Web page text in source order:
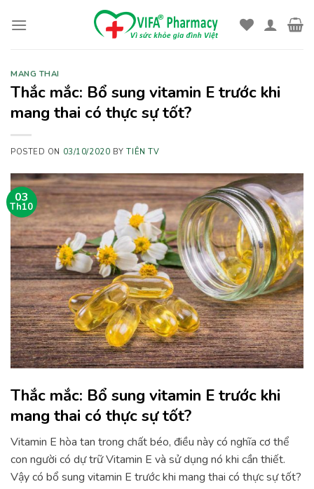
MANG THAI
Thắc mắc: Bổ sung vitamin E trước khi
mang thai có thực sự tốt?
POSTED ON 03/10/2020 BYTIÊN TV
03
Th10
Thắc mắc: Bổ sung vitamin E trước khi
mang thai có thực sự tốt?
Vitamin E hòa tan trong chất béo, điều này có nghĩa cơ thể
con người có dự trữ Vitamin E và sử dụng nó khi cần thiết.
Vậy có bổ sung vitamin E trước khi mang thai có thực sự tốt?